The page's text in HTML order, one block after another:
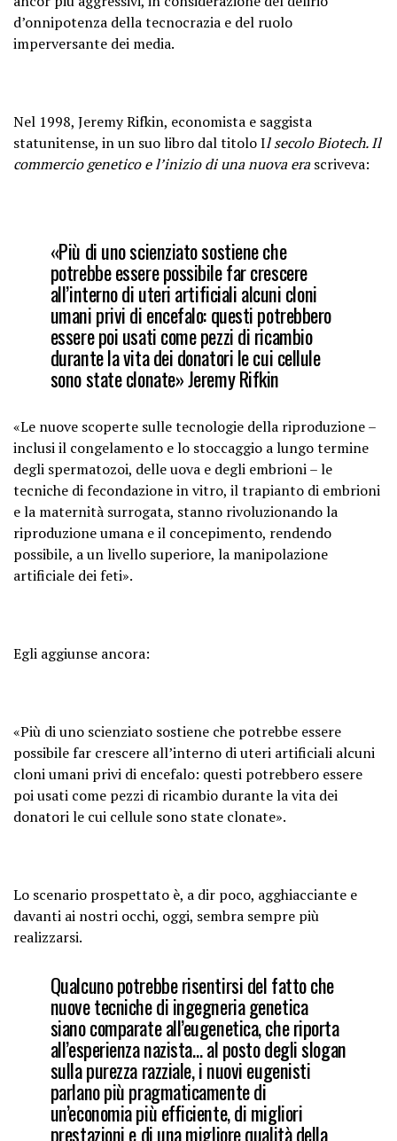
d’onnipotenza della tecnocrazia e del ruolo
imperversante dei media.
Nel 1998, Jeremy Rifkin, economista e saggista
statunitense, in un suo libro dal titolo Il secolo Biotech. Il
commercio genetico e l’inizio di una nuova erascriveva:
«Più di uno scienziato sostiene che
potrebbe essere possibile far crescere
all’interno di uteri artificiali alcuni cloni
umani privi di encefalo: questi potrebbero
essere poi usati come pezzi di ricambio
durante la vita dei donatori le cui cellule
sono state clonate» Jeremy Rifkin
«Le nuove scoperte sulle tecnologie della riproduzione –
inclusi il congelamento e lo stoccaggio a lungo termine
degli spermatozoi, delle uova e degli embrioni – le
tecniche di fecondazione in vitro, il trapianto di embrioni
e la maternità surrogata, stanno rivoluzionando la
riproduzione umana e il concepimento, rendendo
possibile, a un livello superiore, la manipolazione
artificiale dei feti».
Egli aggiunse ancora:
«Più di uno scienziato sostiene che potrebbe essere
possibile far crescere all’interno di uteri artificiali alcuni
cloni umani privi di encefalo: questi potrebbero essere
poi usati come pezzi di ricambio durante la vita dei
donatori le cui cellule sono state clonate».
Lo scenario prospettato è, a dir poco, agghiacciante e
davanti ai nostri occhi, oggi, sembra sempre più
realizzarsi.
Qualcuno potrebbe risentirsi del fatto che
nuove tecniche di ingegneria genetica
siano comparate all’eugenetica, che riporta
all’esperienza nazista… al posto degli slogan
sulla purezza razziale, i nuovi eugenisti
parlano più pragmaticamente di
un’economia più efficiente, di migliori
prestazioni e di una migliore qualità della